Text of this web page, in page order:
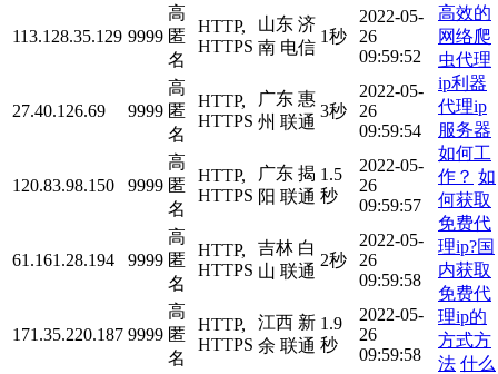
113.128.35.129 9999
高
匿
名
HTTP,
HTTPS
山东 济
南 电信
1秒
2022-05-
26
09:59:52
27.40.126.69 9999
高
匿
名
HTTP,
HTTPS
广东 惠
州 联通
3秒
2022-05-
26
09:59:54
120.83.98.150 9999
高
匿
名
HTTP,
HTTPS
广东 揭
阳 联通
1.5
秒
2022-05-
26
09:59:57
61.161.28.194 9999
高
匿
名
HTTP,
HTTPS
吉林 白
山 联通
2秒
2022-05-
26
09:59:58
171.35.220.187 9999
高
匿
名
HTTP,
HTTPS
江西 新
余 联通
1.9
秒
2022-05-
26
09:59:58
高效的
网络爬
虫代理
ip利器
代理ip
服务器
如何工
作？ 如
何获取
免费代
理ip?国
内获取
免费代
理ip的
方式方
法 什么